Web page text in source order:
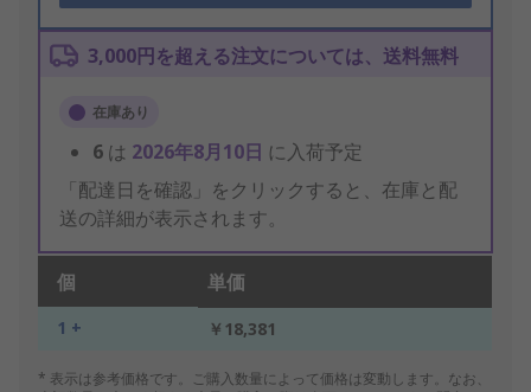
3,000円を超える注文については、送料無料
在庫あり
6 は 2026年8月10日 に入荷予定
「配達日を確認」をクリックすると、在庫と配
送の詳細が表示されます。
個 単価
1 + ￥18,381
* 表示は参考価格です。ご購入数量によって価格は変動します。なお、